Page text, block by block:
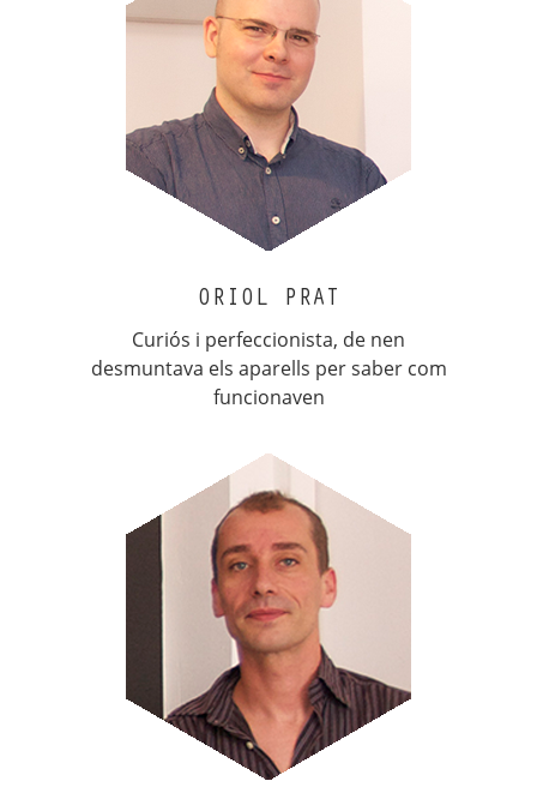
ORIOL PRAT
Curiós i perfeccionista, de nen
desmuntava els aparells per saber com
funcionaven